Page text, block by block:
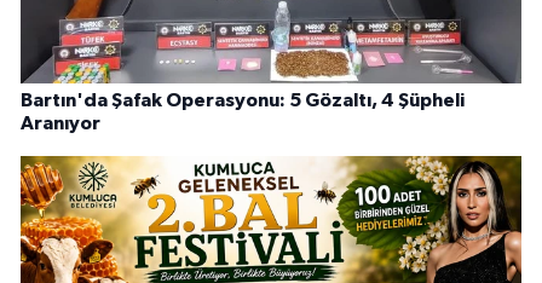
Bartın'da Şafak Operasyonu: 5 Gözaltı, 4 Şüpheli
Aranıyor